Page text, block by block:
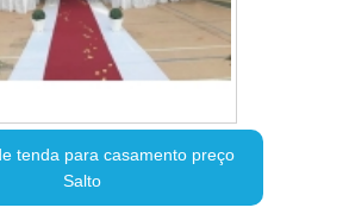
tenda para casamento preço
Salto